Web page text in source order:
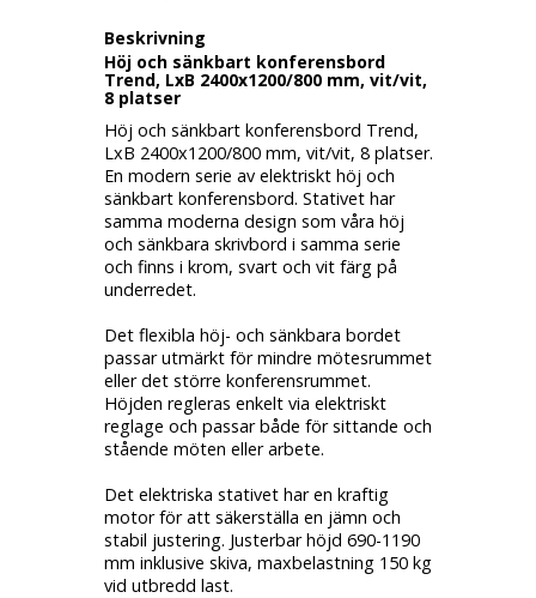
Beskrivning
Höj och sänkbart konferensbord
Trend, LxB 2400x1200/800 mm, vit/vit,
8 platser
Höj och sänkbart konferensbord Trend,
LxB 2400x1200/800 mm, vit/vit, 8 platser.
En modern serie av elektriskt höj och
sänkbart konferensbord. Stativet har
samma moderna design som våra höj
och sänkbara skrivbord i samma serie
och finns i krom, svart och vit färg på
underredet.
Det flexibla höj- och sänkbara bordet
passar utmärkt för mindre mötesrummet
eller det större konferensrummet.
Höjden regleras enkelt via elektriskt
reglage och passar både för sittande och
stående möten eller arbete.
Det elektriska stativet har en kraftig
motor för att säkerställa en jämn och
stabil justering. Justerbar höjd 690-1190
mm inklusive skiva, maxbelastning 150 kg
vid utbredd last.